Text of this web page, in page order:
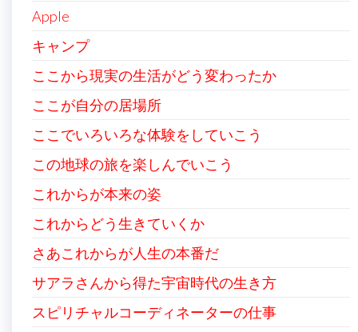
Apple
キャンプ
ここから現実の生活がどう変わったか
ここが自分の居場所
ここでいろいろな体験をしていこう
この地球の旅を楽しんでいこう
これからが本来の姿
これからどう生きていくか
さあこれからが人生の本番だ
サアラさんから得た宇宙時代の生き方
スピリチャルコーディネーターの仕事